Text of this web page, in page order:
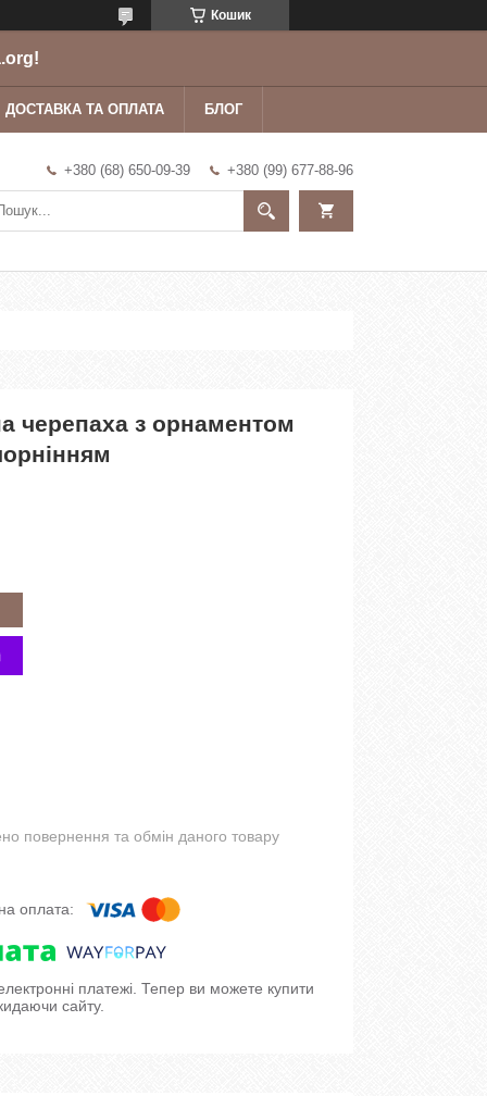
Кошик
ДОСТАВКА ТА ОПЛАТА БЛОГ
+380 (68) 650-09-39 +380 (99) 677-88-96
черепаха з орнаментом
повернення та обмін даного товару
платежі. Тепер ви можете купити
сайту.